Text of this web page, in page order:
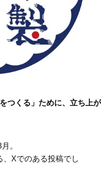
つくる」ために、立ち上が
。
Xでのある投稿でし